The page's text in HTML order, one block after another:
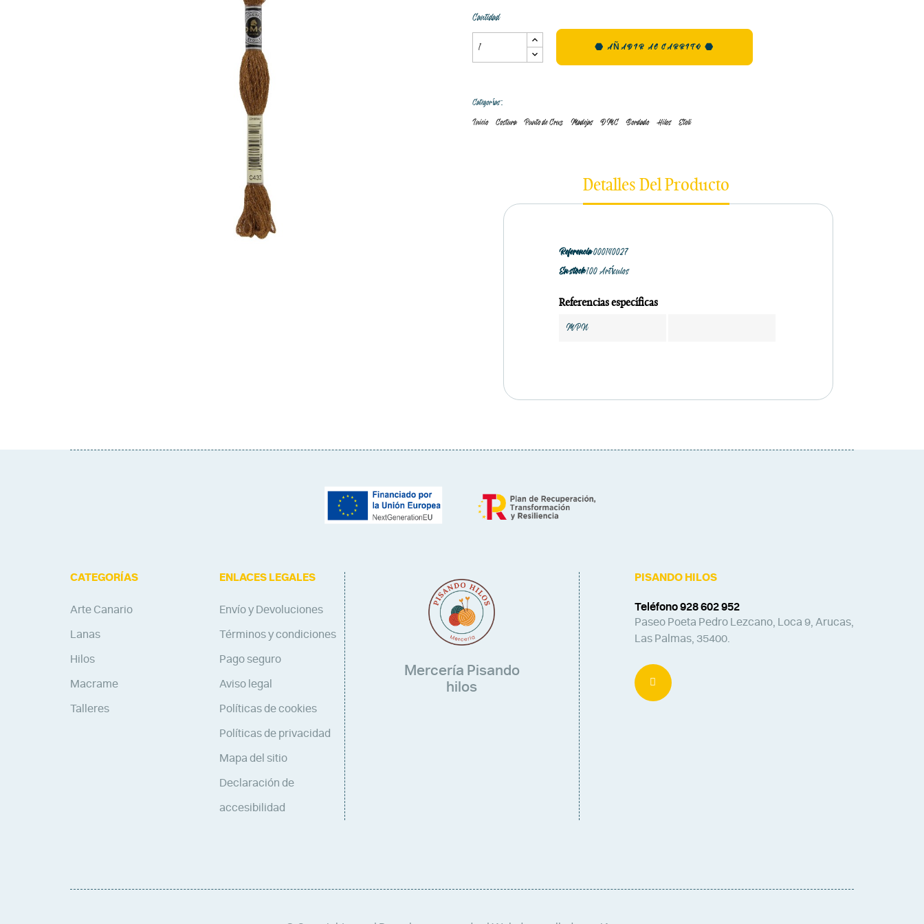
Cantidad
AÑADIR AL CARRITO
Categorías:
Inicio Costura Punto de Cruz Madejas DMC Bordado Hilos Etoli
Detalles Del Producto
Referencia000140027
En stock100 Artículos
Referencias específicas
MPN
CATEGORÍAS
Arte Canario
Lanas
Hilos
Macrame
Talleres
ENLACES LEGALES
Envío y Devoluciones
Términos y condiciones
Pago seguro
Aviso legal
Políticas de cookies
Políticas de privacidad
Mapa del sitio
Declaración de
accesibilidad
Mercería Pisando
hilos
PISANDO HILOS
Teléfono 928 602 952
Paseo Poeta Pedro Lezcano, Loca 9, Arucas,
Las Palmas, 35400.